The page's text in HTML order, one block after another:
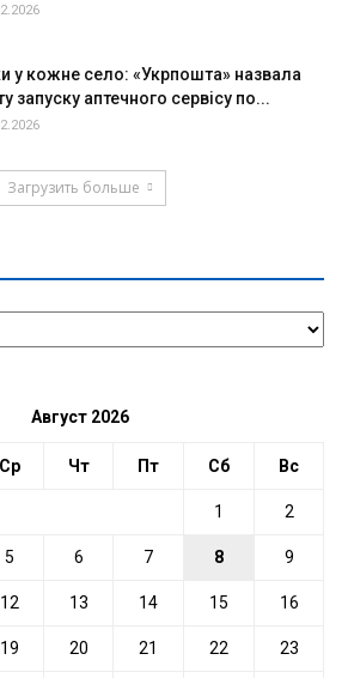
у кожне село: «Укрпошта» назвала
запуску аптечного сервісу по...
Загрузить больше
Август 2026
Ср Чт Пт Сб Вс
1 2
5 6 7 8 9
12 13 14 15 16
19 20 21 22 23